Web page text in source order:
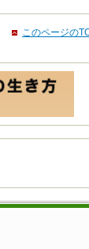
このページの